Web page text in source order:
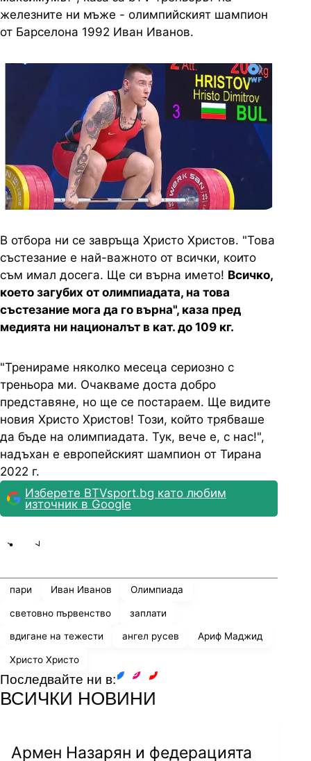
железните ни мъже - олимпийският шампион
от Барселона 1992 Иван Иванов.
В отбора ни се завръща Христо Христов. "Това
състезание е най-важното от всички, които
съм имал досега. Ще си върна името! Всичко,
което загубих от олимпиадата, на това
състезание мога да го върна", каза пред
медията ни националът в кат. до 109 кг.
"Тренираме няколко месеца сериозно с
треньора ми. Очакваме доста добро
представяне, но ще се постараем. Ще видите
новия Христо Христов! Този, който трябваше
да бъде на олимпиадата. Тук, вече е, с нас!",
надъхан е европейският шампион от Тирана
2022 г.
Изберете BTVsport.bg като любим
източник в Google
пари Иван Иванов Олимпиада
световно първенство заплати
вдигане на тежести ангел русев Ариф Маджид
Христо Христо
Последвайте ни в:
ВСИЧКИ НОВИНИ
Армен Назарян и федерацията